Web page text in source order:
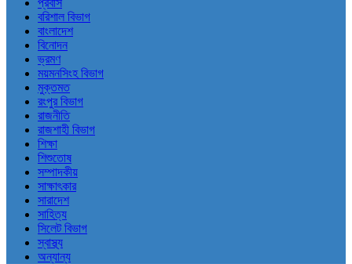
প্রবাস
বরিশাল বিভাগ
বাংলাদেশ
বিনোদন
ভ্রমণ
ময়মনসিংহ বিভাগ
মুক্তমত
রংপুর বিভাগ
রাজনীতি
রাজশাহী বিভাগ
শিক্ষা
শিশুতোষ
সম্পাদকীয়
সাক্ষাৎকার
সারাদেশ
সাহিত্য
সিলেট বিভাগ
স্বাস্থ্য
অন্যান্য